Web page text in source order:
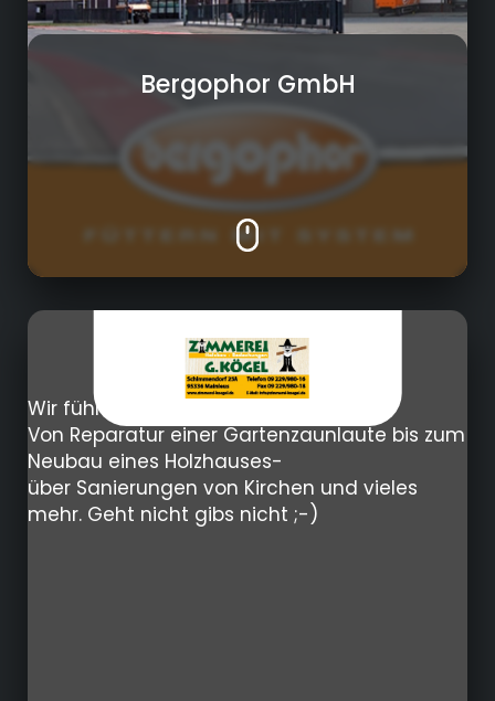
Bergophor GmbH
Handwerk
Wir führen alle Art von Arbeiten aus:
Von Reparatur einer Gartenzaunlaute bis zum
Neubau eines Holzhauses-
über Sanierungen von Kirchen und vieles
mehr. Geht nicht gibs nicht ;-)